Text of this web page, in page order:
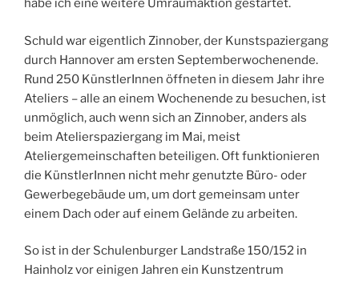
habe ich eine weitere Umräumaktion gestartet.
Schuld war eigentlich Zinnober, der Kunstspaziergang
durch Hannover am ersten Septemberwochenende.
Rund 250 KünstlerInnen öffneten in diesem Jahr ihre
Ateliers – alle an einem Wochenende zu besuchen, ist
unmöglich, auch wenn sich an Zinnober, anders als
beim Atelierspaziergang im Mai, meist
Ateliergemeinschaften beteiligen. Oft funktionieren
die KünstlerInnen nicht mehr genutzte Büro- oder
Gewerbegebäude um, um dort gemeinsam unter
einem Dach oder auf einem Gelände zu arbeiten.
So ist in der Schulenburger Landstraße 150/152 in
Hainholz vor einigen Jahren ein Kunstzentrum